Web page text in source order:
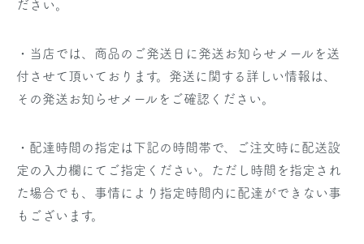
ださい。
・当店では、商品のご発送日に発送お知らせメールを送
付させて頂いております。発送に関する詳しい情報は、
その発送お知らせメールをご確認ください。
・配達時間の指定は下記の時間帯で、ご注文時に配送設
定の入力欄にてご指定ください。ただし時間を指定され
た場合でも、事情により指定時間内に配達ができない事
もございます。